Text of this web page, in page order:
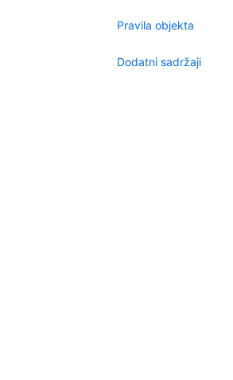
Pravila objekta
Dodatni sadržaji